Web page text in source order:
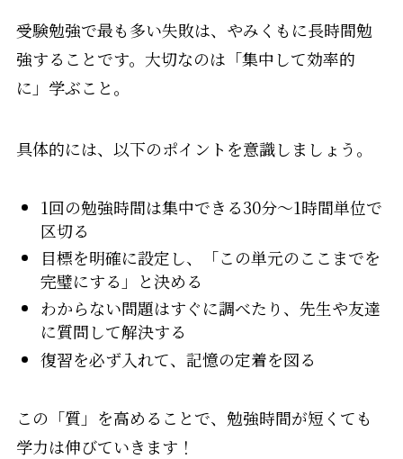
受験勉強で最も多い失敗は、やみくもに長時間勉
強することです。大切なのは「集中して効率的
に」学ぶこと。
具体的には、以下のポイントを意識しましょう。
1回の勉強時間は集中できる30分〜1時間単位で
区切る
目標を明確に設定し、「この単元のここまでを
完璧にする」と決める
わからない問題はすぐに調べたり、先生や友達
に質問して解決する
復習を必ず入れて、記憶の定着を図る
この「質」を高めることで、勉強時間が短くても
学力は伸びていきます！